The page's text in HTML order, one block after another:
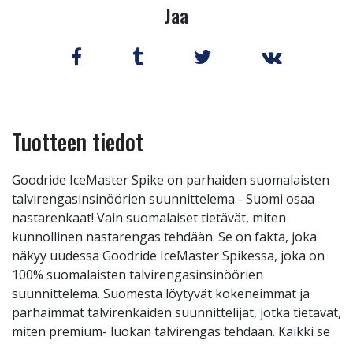
Jaa
Tuotteen tiedot
Goodride IceMaster Spike on parhaiden suomalaisten
talvirengasinsinöörien suunnittelema - Suomi osaa
nastarenkaat! Vain suomalaiset tietävät, miten
kunnollinen nastarengas tehdään. Se on fakta, joka
näkyy uudessa Goodride IceMaster Spikessa, joka on
100% suomalaisten talvirengasinsinöörien
suunnittelema. Suomesta löytyvät kokeneimmat ja
parhaimmat talvirenkaiden suunnittelijat, jotka tietävät,
miten premium- luokan talvirengas tehdään. Kaikki se